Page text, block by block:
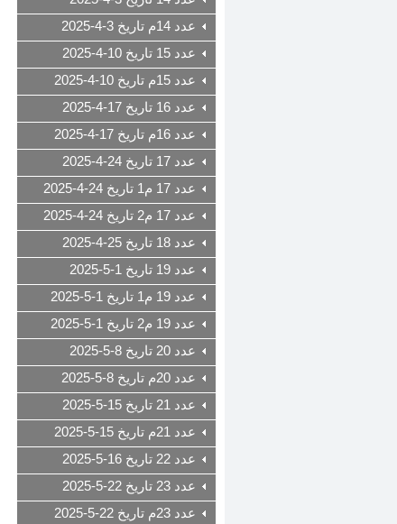
عدد 14م تاريخ 3-4-2025
عدد 15 تاريخ 10-4-2025
عدد 15م تاريخ 10-4-2025
عدد 16 تاريخ 17-4-2025
عدد 16م تاريخ 17-4-2025
عدد 17 تاريخ 24-4-2025
عدد 17 م1 تاريخ 24-4-2025
عدد 17 م2 تاريخ 24-4-2025
عدد 18 تاريخ 25-4-2025
عدد 19 تاريخ 1-5-2025
عدد 19 م1 تاريخ 1-5-2025
عدد 19 م2 تاريخ 1-5-2025
عدد 20 تاريخ 8-5-2025
عدد 20م تاريخ 8-5-2025
عدد 21 تاريخ 15-5-2025
عدد 21م تاريخ 15-5-2025
عدد 22 تاريخ 16-5-2025
عدد 23 تاريخ 22-5-2025
عدد 23م تاريخ 22-5-2025